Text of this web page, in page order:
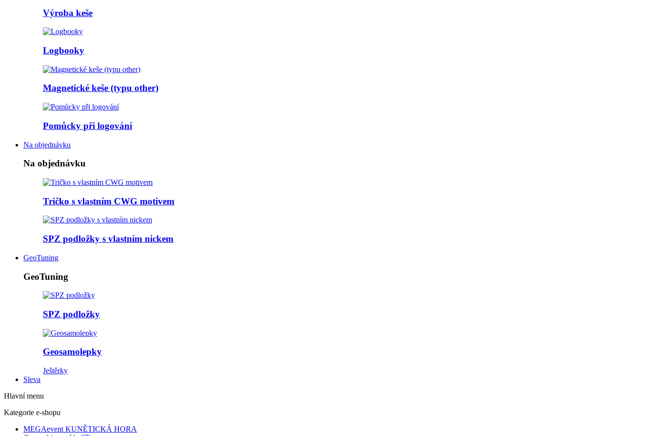
Výroba keše
Logbooky
Magnetické keše (typu other)
Pomůcky při logování
Na objednávku
Na objednávku
Tričko s vlastním CWG motivem
SPZ podložky s vlastním nickem
GeoTuning
GeoTuning
SPZ podložky
Geosamolepky
Ještěrky
Sleva
Hlavní menu
Kategorie e-shopu
MEGAevent KUNĚTICKÁ HORA